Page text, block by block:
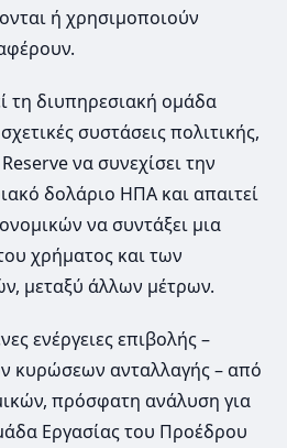
ή χρησιμοποιούν
τη διυπηρεσιακή ομάδα
συστάσεις πολιτικής,
να συνεχίσει την
δολάριο ΗΠΑ και απαιτεί
να συντάξει μια
χρήματος και των
μεταξύ άλλων μέτρων.
ενέργειες επιβολής –
κυρώσεων ανταλλαγής – από
πρόσφατη ανάλυση για
Εργασίας του Προέδρου